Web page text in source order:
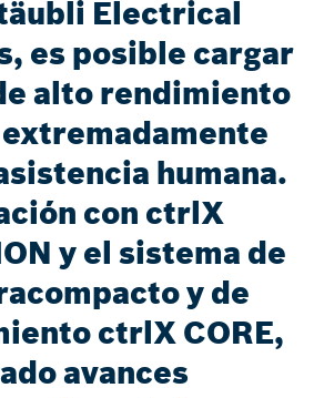
Electrical
es posible cargar
alto rendimiento
humana.
con ctrlX
y el sistema de
y de
ctrlX CORE,
avances